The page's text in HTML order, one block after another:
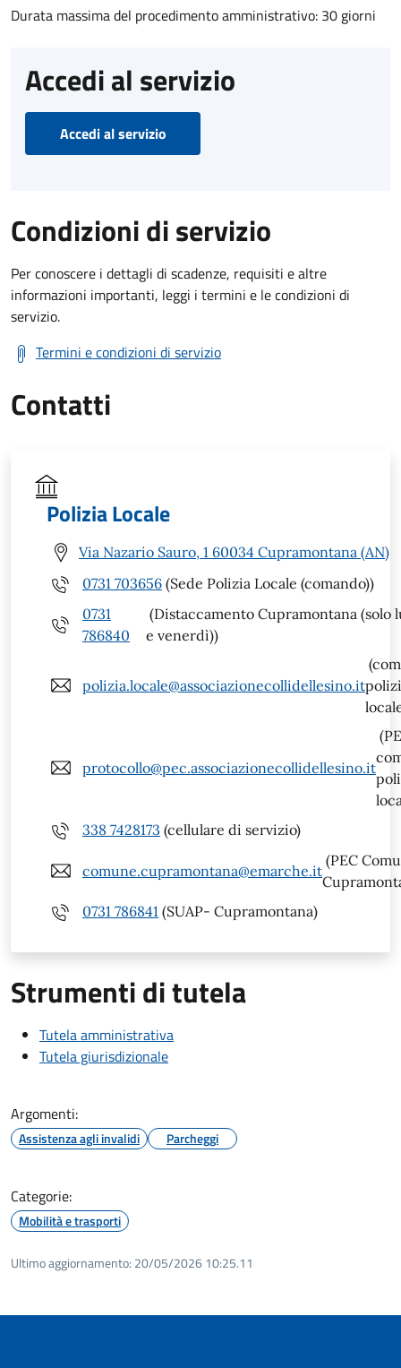
Durata massima del procedimento amministrativo: 30 giorni
Accedi al servizio
Accedi al servizio
Condizioni di servizio
Per conoscere i dettagli di scadenze, requisiti e altre
informazioni importanti, leggi i termini e le condizioni di
servizio.
Termini e condizioni di servizio
Contatti
Polizia Locale
Via Nazario Sauro, 1 60034 Cupramontana (AN)
0731 703656 (Sede Polizia Locale (comando))
0731
786840
(Distaccamento Cupramontana (solo
e venerdì))
polizia.locale@associazionecollidellesino.it
protocollo@pec.associazionecollidellesino.it
338 7428173 (cellulare di servizio)
comune.cupramontana@emarche.it
(PEC
0731 786841 (SUAP- Cupramontana)
Strumenti di tutela
Tutela amministrativa
Tutela giurisdizionale
Argomenti:
Assistenza agli invalidi Parcheggi
Categorie:
Mobilità e trasporti
Ultimo aggiornamento: 20/05/2026 10:25.11